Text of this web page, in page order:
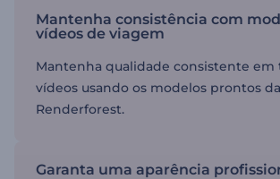
Mantenha consistência com
vídeos de viagem
Mantenha qualidade consistente em
vídeos usando os modelos prontos da
Renderforest.
Garanta uma aparência